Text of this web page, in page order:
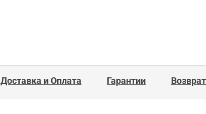
Доставка и Оплата Гарантии Возврат